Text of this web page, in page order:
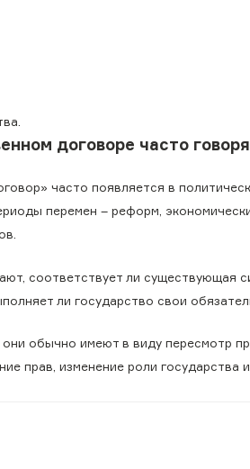
договоре часто
часто появляется в
перемен – реформ,
соответствует ли существующая
ли государство свои
обычно имеют в виду пересмотр
прав, изменение роли государства